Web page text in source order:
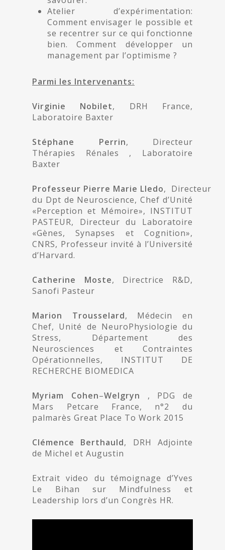
Atelier d’expérimentation:
Comment envisager le possible et
se recentrer sur ce qui fonctionne
bien. Comment développer un
management par l’optimisme ?
Parmi les Intervenants:
Virginie Nobilet, DRH France,
Laboratoire Baxter
Stéphane Perrin, Directeur
Thérapies Rénales , Laboratoire
Baxter
Professeur Pierre Marie Lledo, Directeur
du Dpt de Neuroscience, Chef d’Unité
«Perception et Mémoire», INSTITUT
PASTEUR, Directeur du Laboratoire
«Gènes, Synapses et Cognition»,
CNRS, Professeur invité à l’Université
d’Harvard.
Catherine Moste, Directrice R&D,
Sanofi Pasteur
Marion Trousselard, Médecin en
Chef, Unité de NeuroPhysiologie du
Stress, Département des
Neurosciences et Contraintes
Opérationnelles, INSTITUT DE
RECHERCHE BIOMEDICA
Myriam Cohen–Welgryn , PDG de
Mars Petcare France, n°2 du
palmarès Great Place To Work 2015
Clémence Berthauld, DRH Adjointe
de Michel et Augustin
Extrait video du témoignage d’Yves
Le Bihan sur Mindfulness et
Leadership lors d’un Congrès HR.